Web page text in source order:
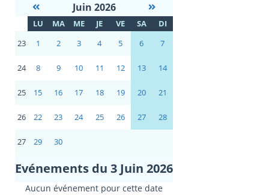
Juin 2026
LU MA ME JE VE SA
DI
23
1 2 3 4 5 6 7
24 8 9 10 11 12 13 14
25 15 16 17 18 19 20 21
26 22 23 24 25 26 27 28
27 29 30
Evénements du 3 Juin 2026
Aucun événement pour cette date